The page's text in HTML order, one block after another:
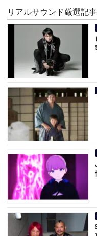
リアルサウンド厳選記事